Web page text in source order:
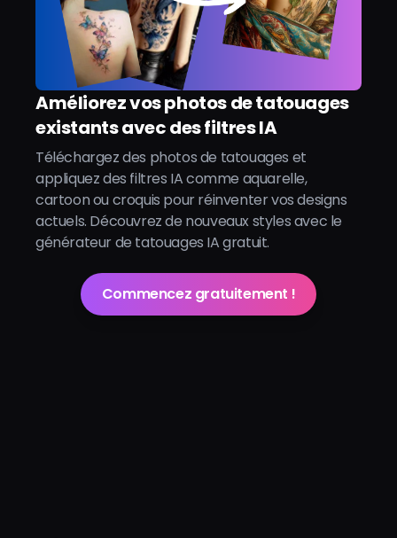
Améliorez vos photos de tatouages
existants avec des filtres IA
Téléchargez des photos de tatouages et
appliquez des filtres IA comme aquarelle,
cartoon ou croquis pour réinventer vos designs
actuels. Découvrez de nouveaux styles avec le
générateur de tatouages IA gratuit.
Commencez gratuitement !